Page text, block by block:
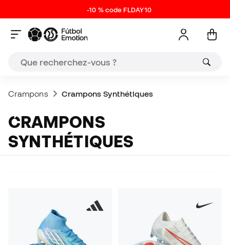
-10 % code FLDAY10
Crampons Crampons Synthétiques
CRAMPONS
SYNTHÉTIQUES